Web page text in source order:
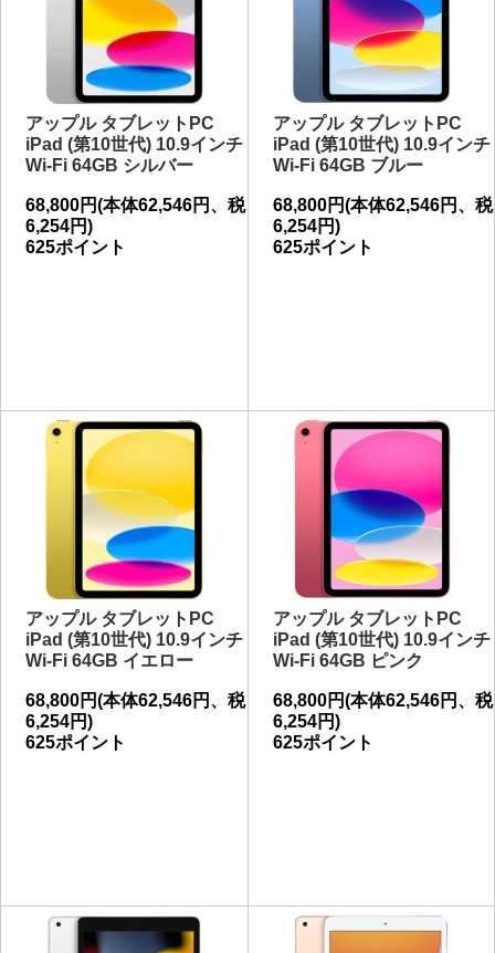
アップル タブレットPC
iPad (第10世代) 10.9インチ
Wi-Fi 64GB シルバー
68,800円(本体62,546円、税
6,254円)
625ポイント
アップル タブレットPC
iPad (第10世代) 10.9インチ
Wi-Fi 64GB ブルー
68,800円(本体62,546円、税
6,254円)
625ポイント
アップル タブレットPC
iPad (第10世代) 10.9インチ
Wi-Fi 64GB イエロー
68,800円(本体62,546円、税
6,254円)
625ポイント
アップル タブレットPC
iPad (第10世代) 10.9インチ
Wi-Fi 64GB ピンク
68,800円(本体62,546円、税
6,254円)
625ポイント